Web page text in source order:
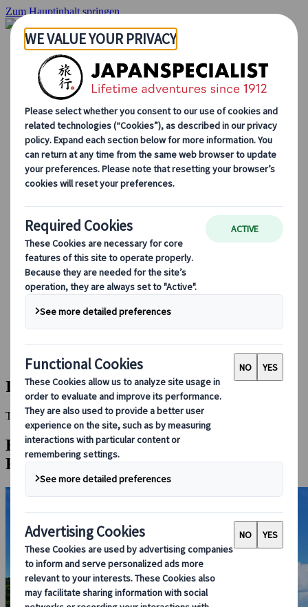
Zum Hauptinhalt springen
Startseite
Rundreisen
Individuelle Reisen
Gruppenreisen
Selbstfahrerreisen
Ausflüge
Maßgeschneiderte Gruppenreisen
Japan Rail Pass
Wie wir arbeiten
Über uns
Treffen Sie unser Team
Werden Sie Teil unseres Teams
Saisonale Reisetipps
Highlights des Reiseziels
Kulturelle Einblicke
Kulinarische Erlebnisse
Entdecke Japan mit dem Zug
Häufig gestellte Fragen
Wichtige Informationen
Etikette in Japan
Autofahren in Japan
Bei uns buchen
Japan Rail Pass
Unterkunft
Online-Beratung
Insel Ishigaki
This Destination is disabled to display.
Entdecken Sie andere Reiseziele in dieser
Region